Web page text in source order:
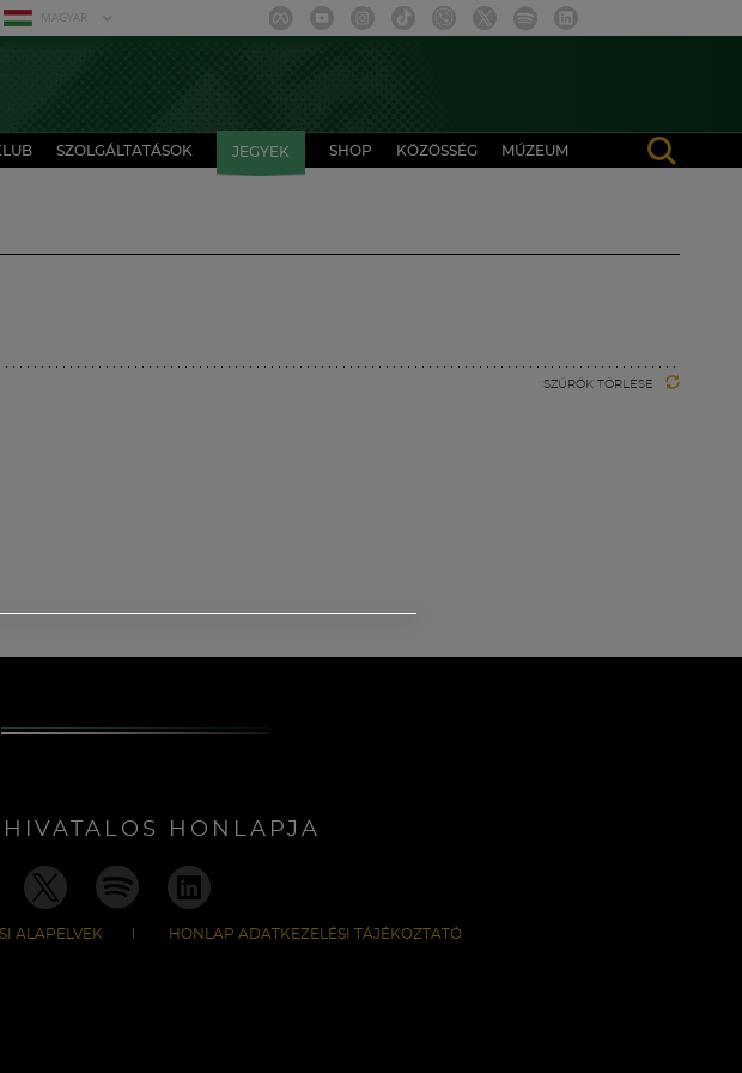
MAGYAR
SZOLGÁLTATÁSOK JEGYEK SHOP KÖZÖSSÉG MÚZEUM
SZŰRŐK TÖRLÉSE
HONLAPJA
ALAPELVEK HONLAP ADATKEZELÉSI TÁJÉKOZTATÓ